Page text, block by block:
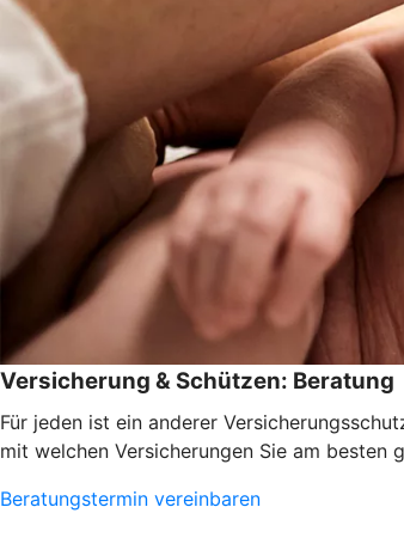
Versicherung & Schützen: Beratung
Für jeden ist ein anderer
mit welchen Versicherungen Sie am besten
Beratungstermin vereinbaren